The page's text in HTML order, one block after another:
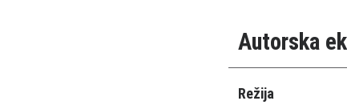
Autorska
Režija